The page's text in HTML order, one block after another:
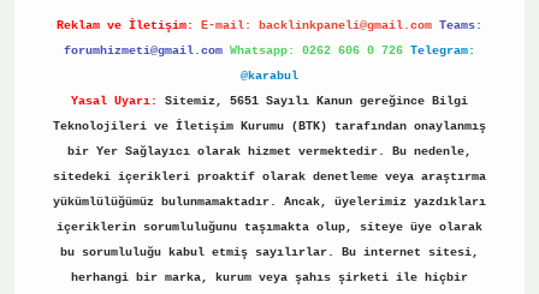
Reklam ve İletişim: E-mail: backlinkpaneli@gmail.com Teams:
forumhizmeti@gmail.com Whatsapp: 0262 606 0 726 Telegram:
@karabul
Yasal Uyarı:
Sitemiz, 5651 Sayılı Kanun gereğince Bilgi
Teknolojileri ve İletişim Kurumu (BTK) tarafından onaylanmış
bir Yer Sağlayıcı olarak hizmet vermektedir. Bu nedenle,
sitedeki içerikleri proaktif olarak denetleme veya araştırma
yükümlülüğümüz bulunmamaktadır. Ancak, üyelerimiz yazdıkları
içeriklerin sorumluluğunu taşımakta olup, siteye üye olarak
bu sorumluluğu kabul etmiş sayılırlar. Bu internet sitesi,
herhangi bir marka, kurum veya şahıs şirketi ile hiçbir